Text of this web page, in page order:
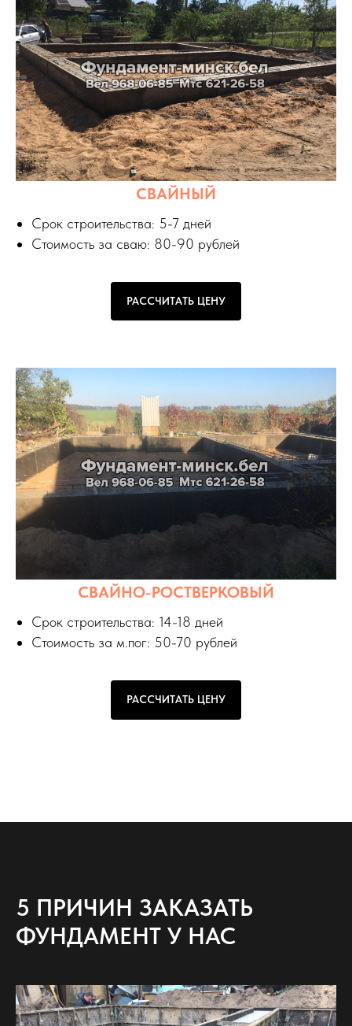
СВАЙНЫЙ
Срок строительства: 5-7 дней
Стоимость за сваю: 80-90 рублей
РАССЧИТАТЬ ЦЕНУ
СВАЙНО-РОСТВЕРКОВЫЙ
Срок строительства: 14-18 дней
Стоимость за м.пог: 50-70 рублей
РАССЧИТАТЬ ЦЕНУ
5 ПРИЧИН ЗАКАЗАТЬ
ФУНДАМЕНТ У НАС